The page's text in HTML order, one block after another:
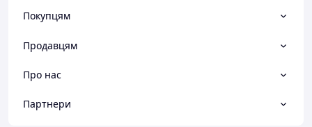
Покупцям
Продавцям
Про нас
Партнери